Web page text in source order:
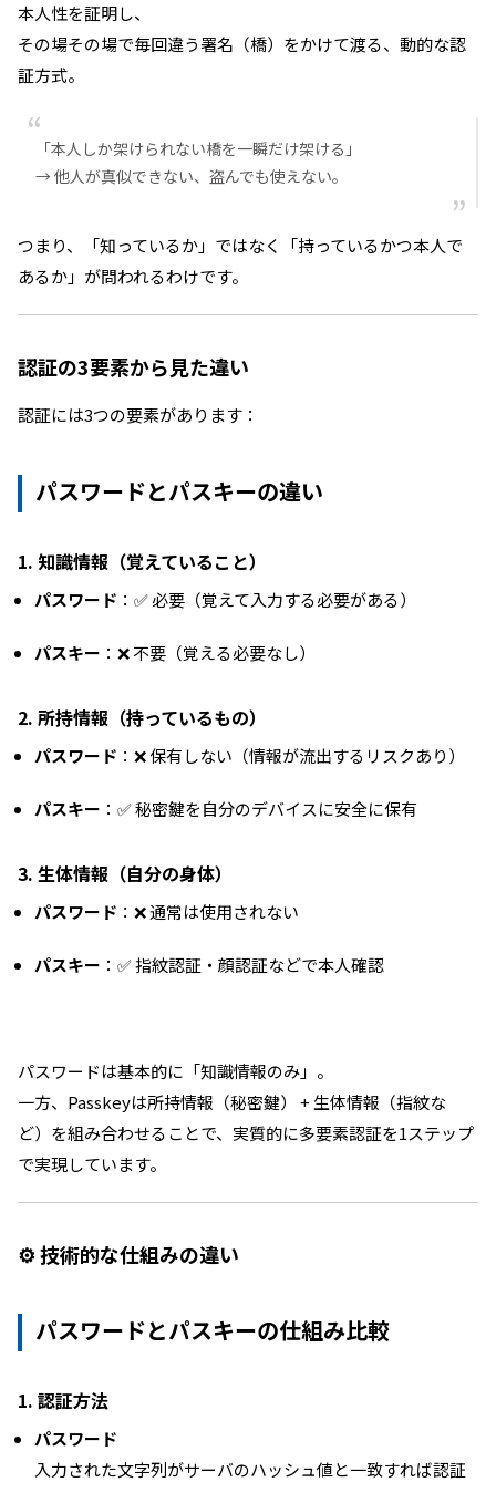
本人性を証明し、
その場その場で毎回違う署名（橋）をかけて渡る、動的な認
証方式。
「本人しか架けられない橋を一瞬だけ架ける」
→ 他人が真似できない、盗んでも使えない。
つまり、「知っているか」ではなく「持っているかつ本人で
あるか」が問われるわけです。
認証の3要素から見た違い
認証には3つの要素があります：
パスワードとパスキーの違い
1. 知識情報（覚えていること）
パスワード ：✅ 必要（覚えて入力する必要がある）
パスキー ：❌ 不要（覚える必要なし）
2. 所持情報（持っているもの）
パスワード ：❌ 保有しない（情報が流出するリスクあり）
パスキー ：✅ 秘密鍵を自分のデバイスに安全に保有
3. 生体情報（自分の身体）
パスワード ：❌ 通常は使用されない
パスキー ：✅ 指紋認証・顔認証などで本人確認
パスワードは基本的に「知識情報のみ」。
一方、Passkeyは所持情報（秘密鍵） + 生体情報（指紋な
ど）を組み合わせることで、実質的に多要素認証を1ステップ
で実現しています。
⚙️ 技術的な仕組みの違い
パスワードとパスキーの仕組み比較
1. 認証方法
パスワード
入力された文字列がサーバのハッシュ値と一致すれば認証